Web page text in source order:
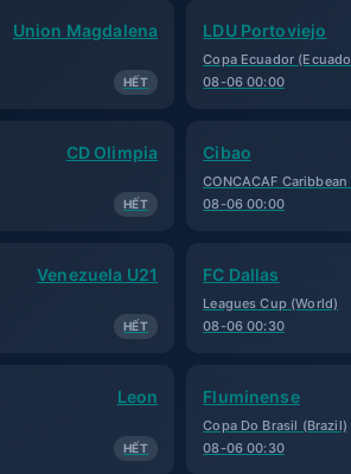
Union Magdalena
HẾT
LDU Portoviejo
Copa Ecuador
08-06 00:00
CD Olimpia
HẾT
Cibao
CONCACAF
08-06 00:00
Venezuela U21
HẾT
FC Dallas
Leagues Cup (World)
08-06 00:30
Leon
HẾT
Fluminense
Copa Do Brasil (Brazil)
08-06 00:30